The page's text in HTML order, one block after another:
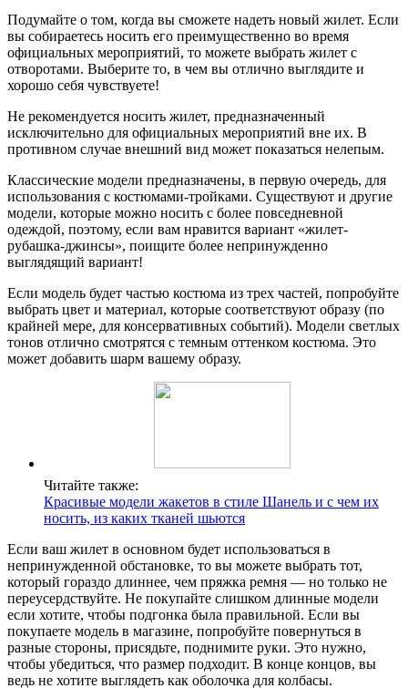
Подумайте о том, когда вы сможете надеть новый жилет. Если
вы собираетесь носить его преимущественно во время
официальных мероприятий, то можете выбрать жилет с
отворотами. Выберите то, в чем вы отлично выглядите и
хорошо себя чувствуете!
Не рекомендуется носить жилет, предназначенный
исключительно для официальных мероприятий вне их. В
противном случае внешний вид может показаться нелепым.
Классические модели предназначены, в первую очередь, для
использования с костюмами-тройками. Существуют и другие
модели, которые можно носить с более повседневной
одеждой, поэтому, если вам нравится вариант «жилет-
рубашка-джинсы», поищите более непринужденно
выглядящий вариант!
Если модель будет частью костюма из трех частей, попробуйте
выбрать цвет и материал, которые соответствуют образу (по
крайней мере, для консервативных событий). Модели светлых
тонов отлично смотрятся с темным оттенком костюма. Это
может добавить шарм вашему образу.
Читайте также:
Красивые модели жакетов в стиле Шанель и с чем их
носить, из каких тканей шьются
Если ваш жилет в основном будет использоваться в
непринужденной обстановке, то вы можете выбрать тот,
который гораздо длиннее, чем пряжка ремня — но только не
переусердствуйте. Не покупайте слишком длинные модели
если хотите, чтобы подгонка была правильной. Если вы
покупаете модель в магазине, попробуйте повернуться в
разные стороны, присядьте, поднимите руки. Это нужно,
чтобы убедиться, что размер подходит. В конце концов, вы
ведь не хотите выглядеть как оболочка для колбасы.